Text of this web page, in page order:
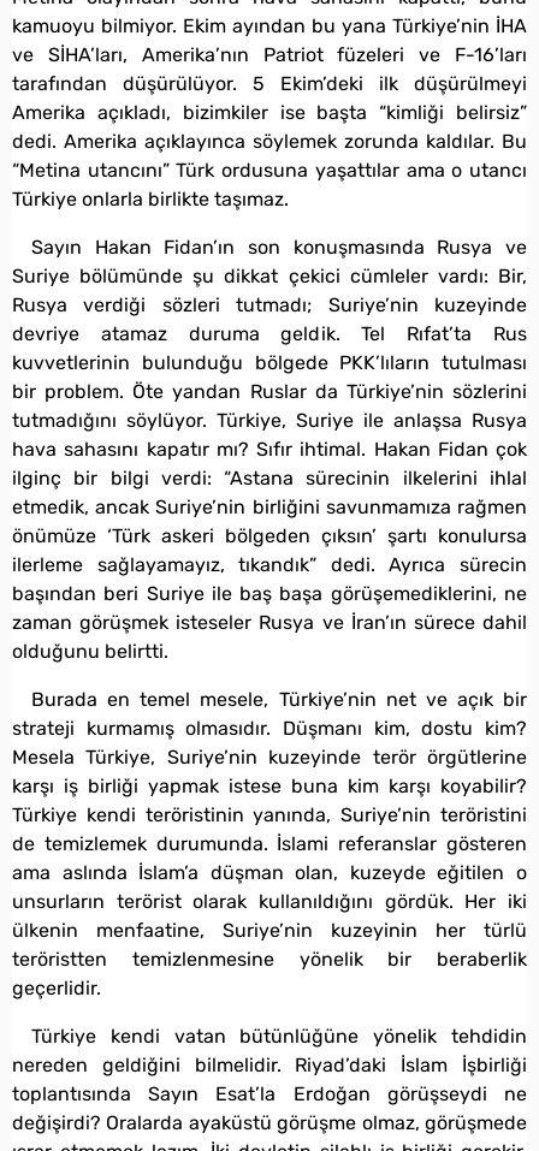
kamuoyu bilmiyor. Ekim ayından bu yana Türkiye’nin İHA
ve SİHA’ları, Amerika’nın Patriot füzeleri ve F-16’ları
tarafından düşürülüyor. 5 Ekim’deki ilk düşürülmeyi
Amerika açıkladı, bizimkiler ise başta “kimliği belirsiz”
dedi. Amerika açıklayınca söylemek zorunda kaldılar. Bu
“Metina utancını” Türk ordusuna yaşattılar ama o utancı
Türkiye onlarla birlikte taşımaz.
Sayın Hakan Fidan’ın son konuşmasında Rusya ve
Suriye bölümünde şu dikkat çekici cümleler vardı: Bir,
Rusya verdiği sözleri tutmadı; Suriye’nin kuzeyinde
devriye atamaz duruma geldik. Tel Rıfat’ta Rus
kuvvetlerinin bulunduğu bölgede PKK’lıların tutulması
bir problem. Öte yandan Ruslar da Türkiye’nin sözlerini
tutmadığını söylüyor. Türkiye, Suriye ile anlaşsa Rusya
hava sahasını kapatır mı? Sıfır ihtimal. Hakan Fidan çok
ilginç bir bilgi verdi: “Astana sürecinin ilkelerini ihlal
etmedik, ancak Suriye’nin birliğini savunmamıza rağmen
önümüze ‘Türk askeri bölgeden çıksın’ şartı konulursa
ilerleme sağlayamayız, tıkandık” dedi. Ayrıca sürecin
başından beri Suriye ile baş başa görüşemediklerini, ne
zaman görüşmek isteseler Rusya ve İran’ın sürece dahil
olduğunu belirtti.
Burada en temel mesele, Türkiye’nin net ve açık bir
strateji kurmamış olmasıdır. Düşmanı kim, dostu kim?
Mesela Türkiye, Suriye’nin kuzeyinde terör örgütlerine
karşı iş birliği yapmak istese buna kim karşı koyabilir?
Türkiye kendi teröristinin yanında, Suriye’nin teröristini
de temizlemek durumunda. İslami referanslar gösteren
ama aslında İslam’a düşman olan, kuzeyde eğitilen o
unsurların terörist olarak kullanıldığını gördük. Her iki
ülkenin menfaatine, Suriye’nin kuzeyinin her türlü
teröristten temizlenmesine yönelik bir beraberlik
geçerlidir.
Türkiye kendi vatan bütünlüğüne yönelik tehdidin
nereden geldiğini bilmelidir. Riyad’daki İslam İşbirliği
toplantısında Sayın Esat’la Erdoğan görüşseydi ne
değişirdi? Oralarda ayaküstü görüşme olmaz, görüşmede